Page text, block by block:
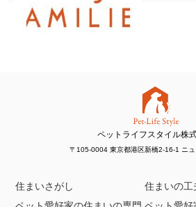
ペットライフスタイル株
〒105-0004 東京都港区新橋2-16-1 ニ
住まいさがし
住まいの工